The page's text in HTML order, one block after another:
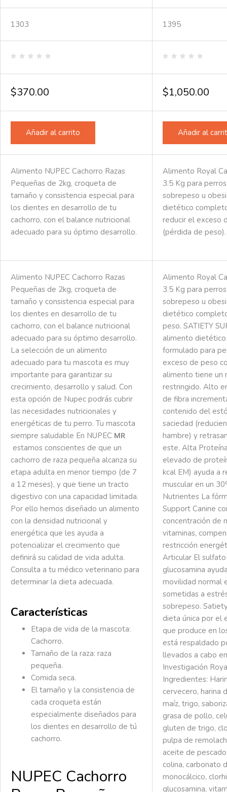
1303 1395
en
de
5
en
de
5
$370.00 $1,050.00
Añadir al carrito Añadir al
Alimento NUPEC Cachorro Razas
Pequeñas de 2kg, croqueta de
tamaño y consistencia especial para
los dientes en desarrollo de tu
cachorro, con el balance nutricional
adecuado para su óptimo desarrollo.
Alimento Royal
3.5 Kg para
sobrepeso u
dietético
reducir el exceso
(pérdida de peso).
Alimento NUPEC Cachorro Razas
Pequeñas de 2kg, croqueta de
tamaño y consistencia especial para
los dientes en desarrollo de tu
cachorro, con el balance nutricional
adecuado para su óptimo desarrollo.
La selección de un alimento
adecuado para tu mascota es muy
importante para garantizar su
crecimiento, desarrollo y salud. Con
esta opción de Nupec podrás cubrir
las necesidades nutricionales y
energéticas de tu perro. Tu mascota
siempre saludable En NUPEC MR
estamos conscientes de que un
cachorro de raza pequeña alcanza su
etapa adulta en menor tiempo (de 7
a 12 meses), y que tiene un tracto
digestivo con una capacidad limitada.
Por ello hemos diseñado un alimento
con la densidad nutricional y
energética que les ayuda a
potencializar el crecimiento que
definirá su calidad de vida adulta.
Consulta a tu médico veterinario para
determinar la dieta adecuada.
Características
Etapa de vida de la mascota:
Cachorro.
Tamaño de la raza: raza
pequeña.
Comida seca.
El tamaño y la consistencia de
cada croqueta están
especialmente diseñados para
los dientes en desarrollo de tú
cachorro.
NUPEC Cachorro
Alimento Royal
3.5 Kg para
sobrepeso u
dietético
peso. SATIETY
alimento
formulado para
exceso de peso
alimento tiene un
restringido. Alto
de fibra
contenido del
saciedad
hambre) y
este. Alta
elevado de
kcal EM) ayuda a
muscular en un
Nutrientes La
Support Canine
concentración de
vitaminas,
restricción
Articular El
glucosamina
movilidad normal
sometidas a
sobrepeso.
dieta única por el
que produce en
está respaldado
llevados a cabo
Investigación
Ingredientes:
cervecero, harina
maíz, trigo,
grasa de pollo,
gluten de trigo,
pulpa de
aceite de
colina, carbonato
monocálcico,
glucosamina,